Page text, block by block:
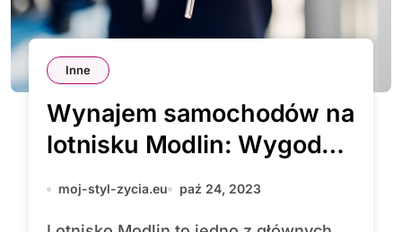
Inne
Wynajem samochodów na
lotnisku Modlin: Wygodny
sposób na zwiedzanie
moj-styl-zycia.eu paź 24, 2023